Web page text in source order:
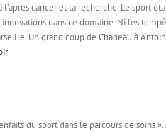
cancer et la recherche. Le sport
dans ce domaine. Ni les
Un grand coup de Chapeau à
du sport dans le parcours de soins